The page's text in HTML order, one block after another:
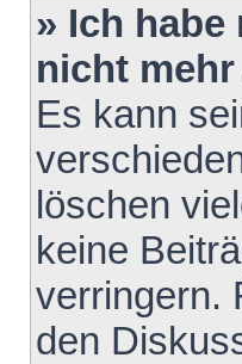
» Ich
nicht
Es kann
löschen
keine
verringern.
den